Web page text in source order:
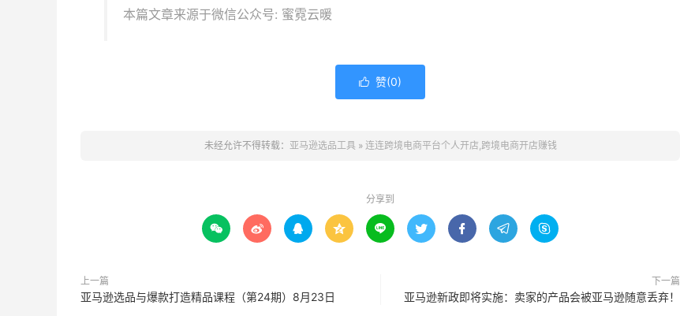
本篇文章来源于微信公众号: 蜜霓云暖
 赞(0)
未经允许不得转载： 亚马逊选品工具» 连连跨境电商平台个人开店,跨境电商开店赚钱
分享到
        
上一篇
亚马逊选品与爆款打造精品课程（第24期）8月23日
下一篇
亚马逊新政即将实施：卖家的产品会被亚马逊随意丢弃！